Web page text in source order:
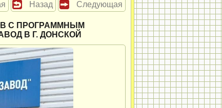
Назад Следующая
С ПРОГРАММНЫМ
В Г. ДОНСКОЙ